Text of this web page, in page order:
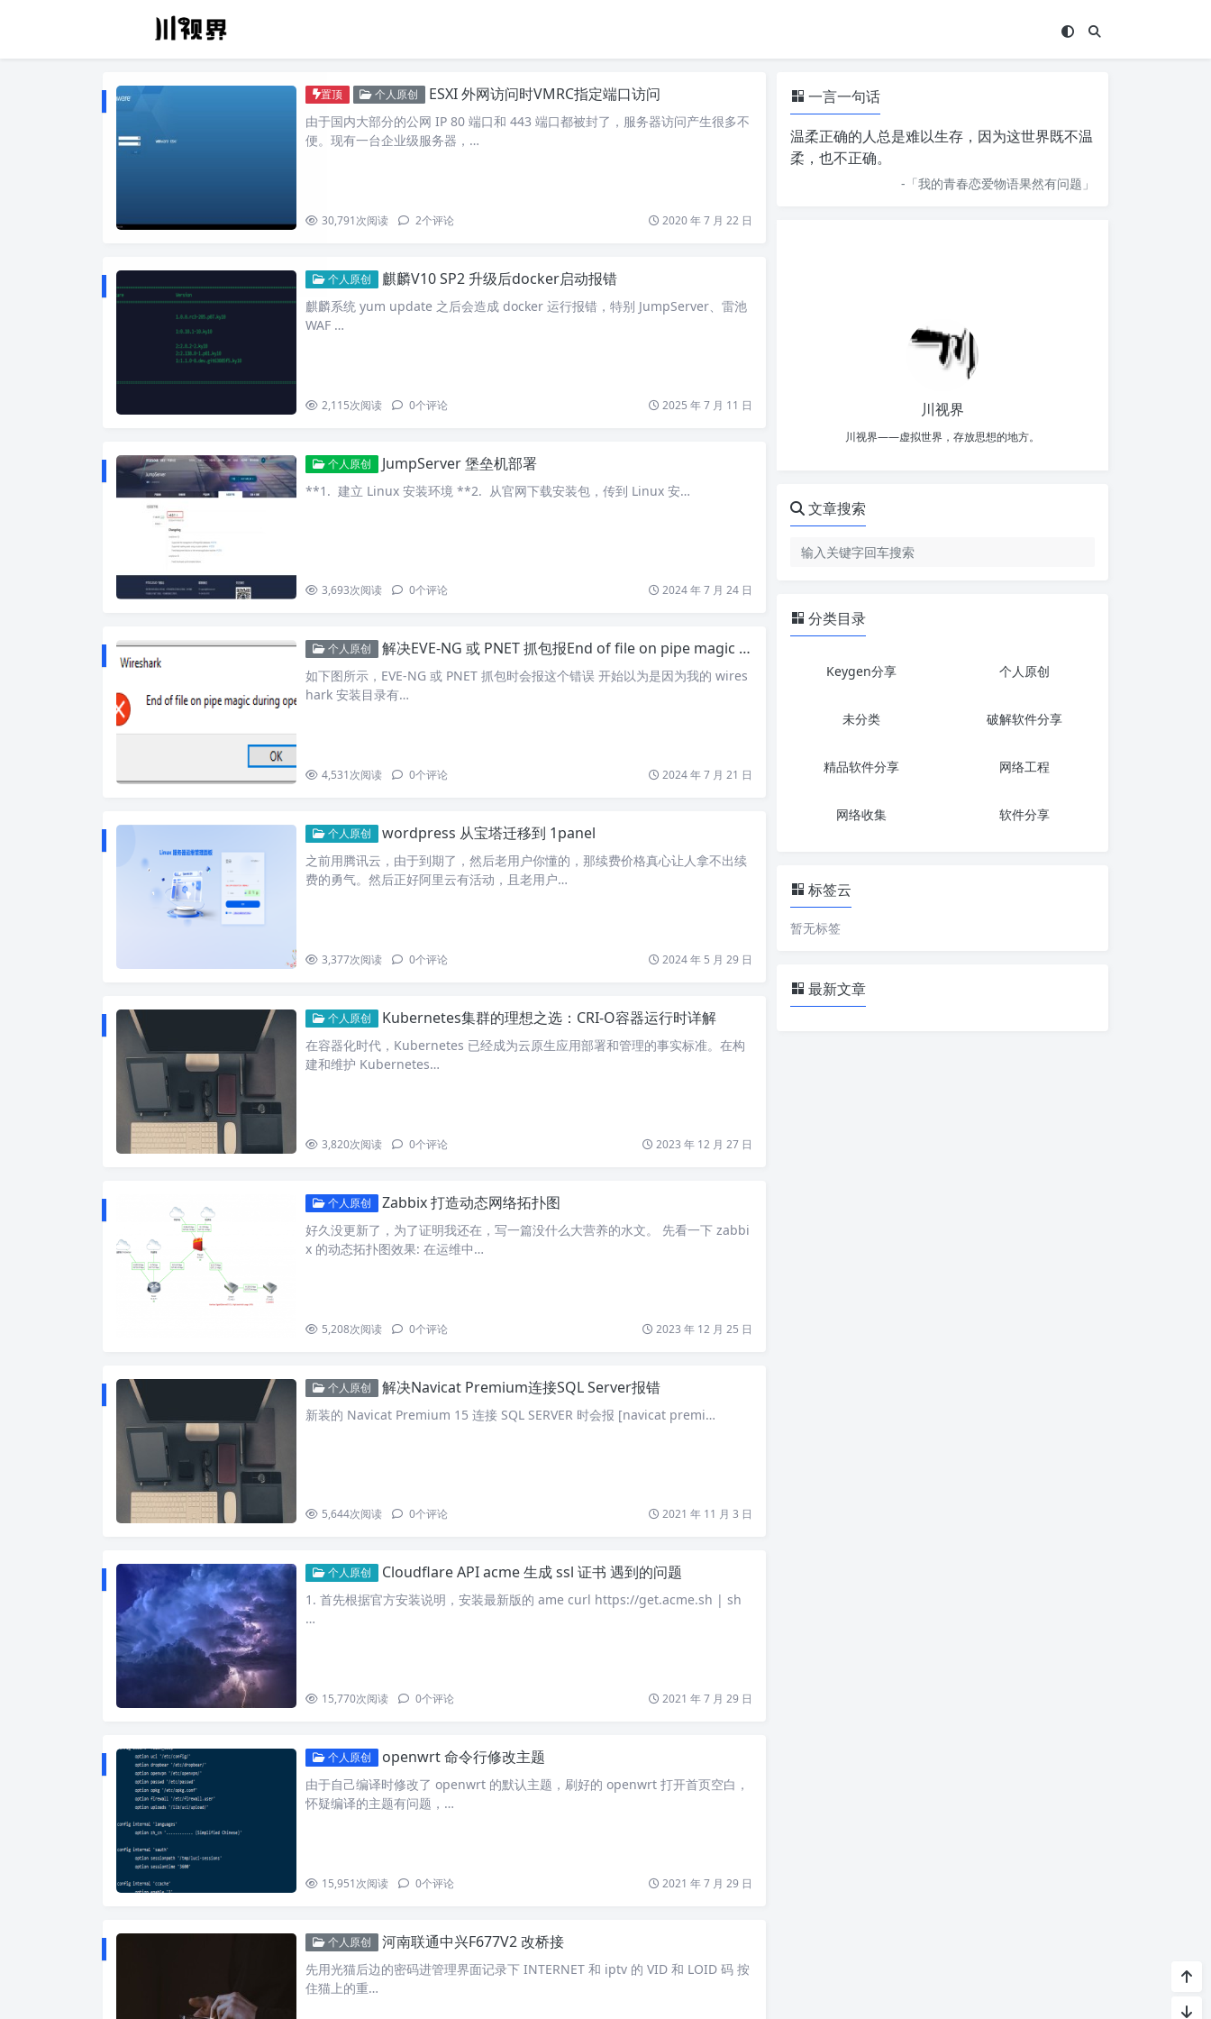
置顶 个人原创 ESXI 外网访问时VMRC指定端口访问
由于国内大部分的公网 IP 80 端口和 443 端口都被封了，服务器访问产生很多不
便。现有一台企业级服务器，…
30,791次阅读 2个评论 2020 年 7 月 22 日
个人原创 麒麟V10 SP2 升级后docker启动报错
麒麟系统 yum update 之后会造成 docker 运行报错，特别 JumpServer、雷池
WAF …
2,115次阅读 0个评论 2025 年 7 月 11 日
个人原创 JumpServer 堡垒机部署
**1. 建立 Linux 安装环境 **2. 从官网下载安装包，传到 Linux 安…
3,693次阅读 0个评论 2024 年 7 月 24 日
个人原创 解决EVE-NG 或 PNET 抓包报End of file on pipe magic during open.
如下图所示，EVE-NG 或 PNET 抓包时会报这个错误 开始以为是因为我的 wires
hark 安装目录有…
4,531次阅读 0个评论 2024 年 7 月 21 日
个人原创 wordpress 从宝塔迁移到 1panel
之前用腾讯云，由于到期了，然后老用户你懂的，那续费价格真心让人拿不出续
费的勇气。然后正好阿里云有活动，且老用户…
3,377次阅读 0个评论 2024 年 5 月 29 日
个人原创 Kubernetes集群的理想之选：CRI-O容器运行时详解
在容器化时代，Kubernetes 已经成为云原生应用部署和管理的事实标准。在构
建和维护 Kubernetes…
3,820次阅读 0个评论 2023 年 12 月 27 日
个人原创 Zabbix 打造动态网络拓扑图
好久没更新了，为了证明我还在，写一篇没什么大营养的水文。 先看一下 zabbi
x 的动态拓扑图效果: 在运维中…
5,208次阅读 0个评论 2023 年 12 月 25 日
个人原创 解决Navicat Premium连接SQL Server报错
新装的 Navicat Premium 15 连接 SQL SERVER 时会报 [navicat premi…
5,644次阅读 0个评论 2021 年 11 月 3 日
个人原创 Cloudflare API acme 生成 ssl 证书 遇到的问题
1. 首先根据官方安装说明，安装最新版的 ame curl https://get.acme.sh | sh
…
15,770次阅读 0个评论 2021 年 7 月 29 日
个人原创 openwrt 命令行修改主题
由于自己编译时修改了 openwrt 的默认主题，刷好的 openwrt 打开首页空白，
怀疑编译的主题有问题，…
15,951次阅读 0个评论 2021 年 7 月 29 日
个人原创 河南联通中兴F677V2 改桥接
先用光猫后边的密码进管理界面记录下 INTERNET 和 iptv 的 VID 和 LOID 码 按
住猫上的重…
一言一句话
温柔正确的人总是难以生存，因为这世界既不温
柔，也不正确。
-「我的青春恋爱物语果然有问题 」
川视界
川视界——虚拟世界，存放思想的地方。
文章搜索
分类目录
Keygen分享 个人原创
未分类 破解软件分享
精品软件分享 网络工程
网络收集 软件分享
标签云
暂无标签
最新文章